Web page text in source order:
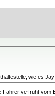
wie es Jay
verfrüht